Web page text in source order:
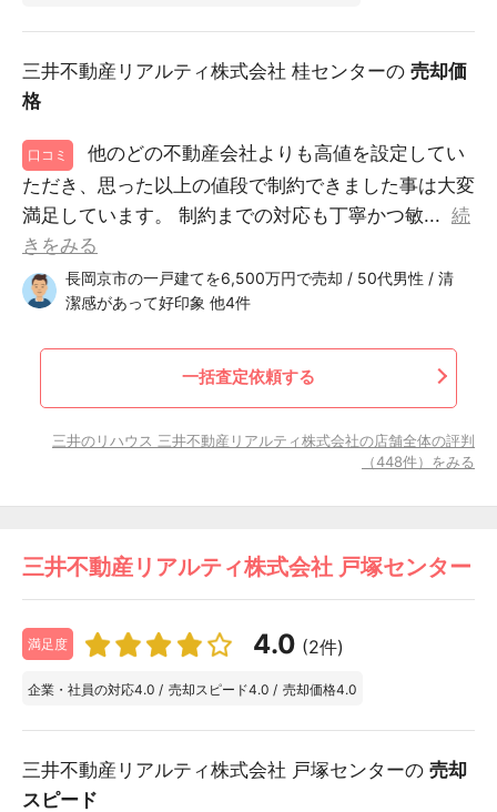
三井不動産リアルティ株式会社 桂センターの 売却価
格
口コミ
他のどの不動産会社よりも高値を設定してい
ただき、思った以上の値段で制約できました事は大変
満足しています。 制約までの対応も丁寧かつ敏... 続
きをみる
長岡京市の一戸建てを6,500万円で売却 / 50代男性 / 清
潔感があって好印象 他4件
一括査定依頼する
三井のリハウス 三井不動産リアルティ株式会社の店舗全体の評判
（448件）をみる
三井不動産リアルティ株式会社 戸塚センター
満足度 4.0 (2件)
企業・社員の対応4.0 / 売却スピード4.0 / 売却価格4.0
三井不動産リアルティ株式会社 戸塚センターの 売却
スピード